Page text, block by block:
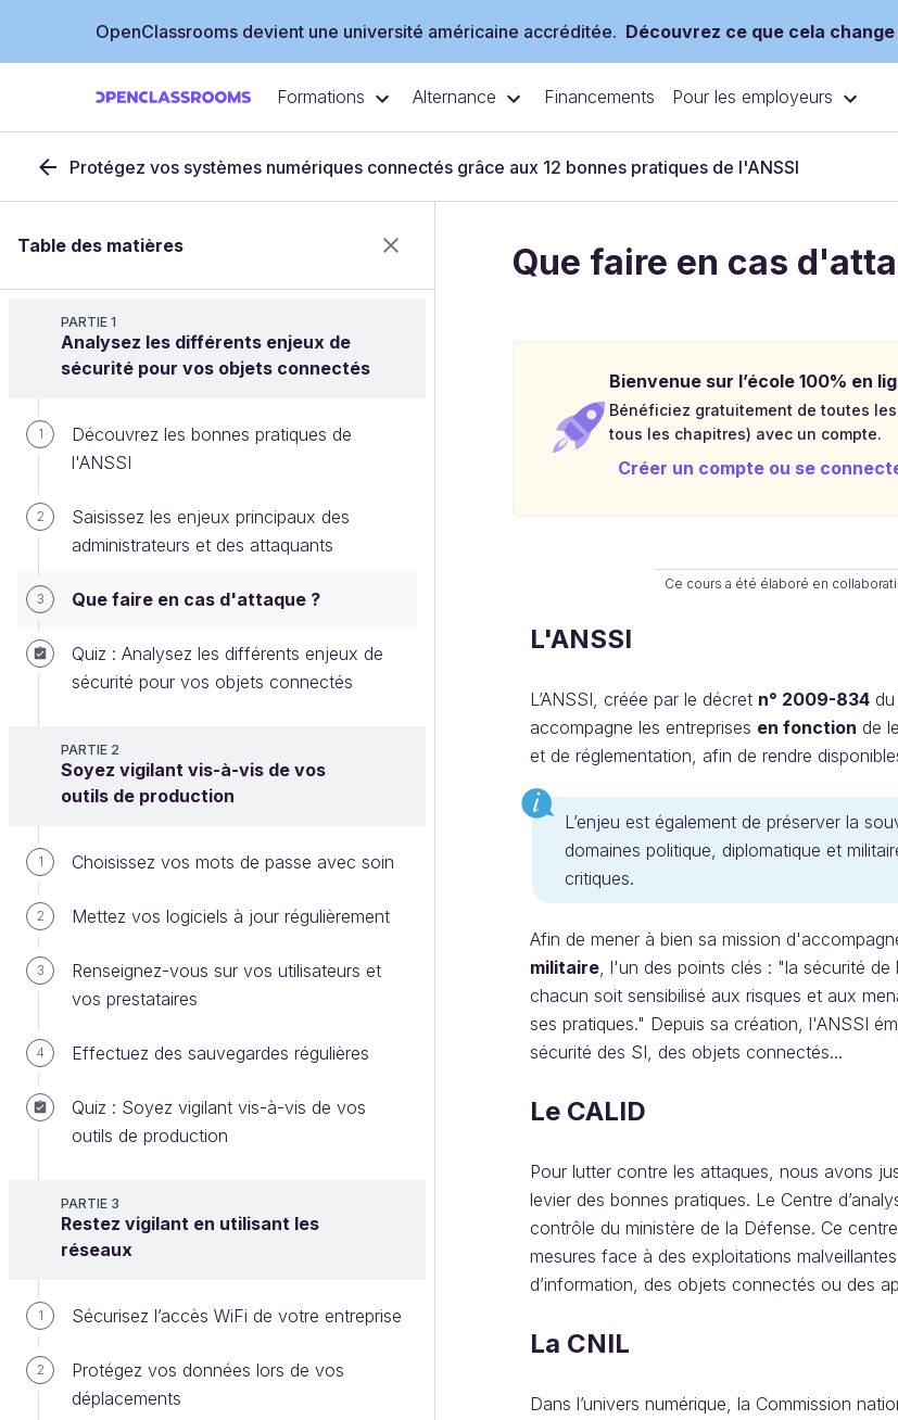
OpenClassrooms devient une université américaine accréditée. Découvrez ce que cela
Formations Alternance Financements Pour les employeurs
Protégez vos systèmes numériques connectés grâce aux 12 bonnes pratiques de l'ANSSI
Table des matières
PARTIE 1
Analysez les différents enjeux de
sécurité pour vos objets connectés
1
Découvrez les bonnes pratiques de
l'ANSSI
2
Saisissez les enjeux principaux des
administrateurs et des attaquants
3 Que faire en cas d'attaque ?
Quiz : Analysez les différents enjeux de
sécurité pour vos objets connectés
PARTIE 2
Soyez vigilant vis-à-vis de vos
outils de production
1 Choisissez vos mots de passe avec soin
2 Mettez vos logiciels à jour régulièrement
3
Renseignez-vous sur vos utilisateurs et
vos prestataires
4 Effectuez des sauvegardes régulières
Quiz : Soyez vigilant vis-à-vis de vos
outils de production
PARTIE 3
Restez vigilant en utilisant les
réseaux
1 Sécurisez l’accès WiFi de votre entreprise
2
Protégez vos données lors de vos
déplacements
Que faire en cas
Bienvenue sur l’école 100% en
Bénéficiez gratuitement de toutes
tous les chapitres) avec un compte.
Créer un compte ou se
Ce cours a été élaboré en
L'ANSSI
L’ANSSI, créée par le décret n° 2009-834
accompagne les entreprises en fonction de
et de réglementation, afin de rendre
L’enjeu est également de préserver la
domaines politique, diplomatique et
critiques.
Afin de mener à bien sa mission
militaire, l'un des points clés : "la sécurité de
chacun soit sensibilisé aux risques et aux
ses pratiques." Depuis sa création, l'ANSSI
sécurité des SI, des objets connectés...
Le CALID
Pour lutter contre les attaques, nous avons
levier des bonnes pratiques. Le Centre
contrôle du ministère de la Défense. Ce
mesures face à des exploitations
d’information, des objets connectés ou des
La CNIL
Dans l’univers numérique, la Commission